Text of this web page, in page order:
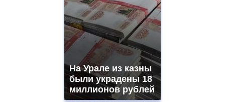
На Урале из казны
были украдены 18
миллионов рублей